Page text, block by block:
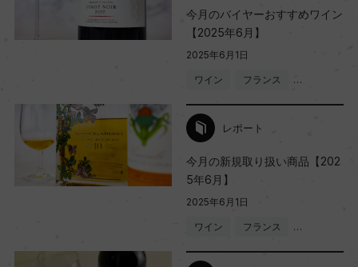
今月のバイヤーおすすめワイン
【2025年6月】
2025年6月1日
ワイン フランス …
レポート
今月の新規取り扱い商品【202
5年6月】
2025年6月1日
ワイン フランス …